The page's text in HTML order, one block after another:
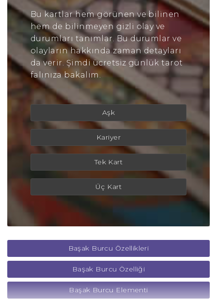
Bu kartlar hem görünen ve bilinen
hem de bilinmeyen gizli olay ve
durumları tanımlar. Bu durumlar ve
olayların hakkında zaman detayları
da verir. Şimdi ücretsiz günlük tarot
falınıza bakalım.
Aşk
Kariyer
Tek Kart
Üç Kart
Başak Burcu Özellikleri
Başak Burcu Özelliği
Başak Burcu Elementi